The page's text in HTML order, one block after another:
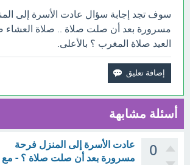
سوف تجد إجابة سؤال عادت الأسرة إلى
مسرورة بعد أن صلت صلاة .. صلاة العشاء
العيد صلاة المغرب ؟ بالأعلى.
أسئلة مشابهة
0
عادت الأسرة إلى المنزل فرحة
مسرورة بعد أن صلت صلاة ؟ - مع